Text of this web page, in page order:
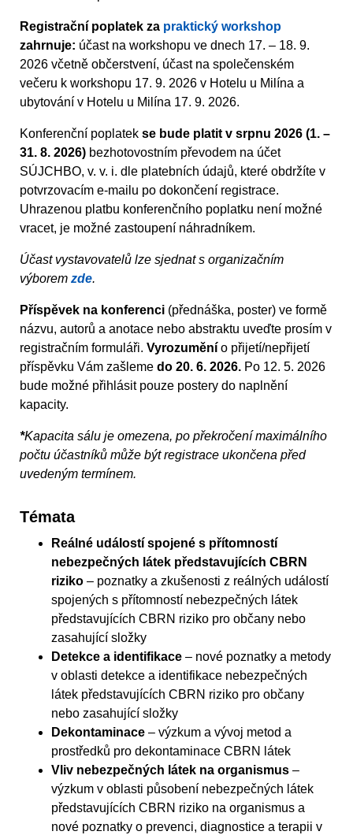
Registrační poplatek za praktický workshop
zahrnuje: účast na workshopu ve dnech 17. – 18. 9.
2026 včetně občerstvení, účast na společenském
večeru k workshopu 17. 9. 2026 v Hotelu u Milína a
ubytování v Hotelu u Milína 17. 9. 2026.
Konferenční poplatek se bude platit v srpnu 2026 (1. –
31. 8. 2026) bezhotovostním převodem na účet
SÚJCHBO, v. v. i. dle platebních údajů, které obdržíte v
potvrzovacím e-mailu po dokončení registrace.
Uhrazenou platbu konferenčního poplatku není možné
vracet, je možné zastoupení náhradníkem.
Účast vystavovatelů lze sjednat s organizačním
výborem zde.
Příspěvek na konferenci (přednáška, poster) ve formě
názvu, autorů a anotace nebo abstraktu uveďte prosím v
registračním formuláři. Vyrozumění o přijetí/nepřijetí
příspěvku Vám zašleme do 20. 6. 2026. Po 12. 5. 2026
bude možné přihlásit pouze postery do naplnění
kapacity.
*Kapacita sálu je omezena, po překročení maximálního
počtu účastníků může být registrace ukončena před
uvedeným termínem.
Témata
Reálné událostí spojené s přítomností
nebezpečných látek představujících CBRN
riziko – poznatky a zkušenosti z reálných událostí
spojených s přítomností nebezpečných látek
představujících CBRN riziko pro občany nebo
zasahující složky
Detekce a identifikace – nové poznatky a metody
v oblasti detekce a identifikace nebezpečných
látek představujících CBRN riziko pro občany
nebo zasahující složky
Dekontaminace – výzkum a vývoj metod a
prostředků pro dekontaminace CBRN látek
Vliv nebezpečných látek na organismus –
výzkum v oblasti působení nebezpečných látek
představujících CBRN riziko na organismus a
nové poznatky o prevenci, diagnostice a terapii v